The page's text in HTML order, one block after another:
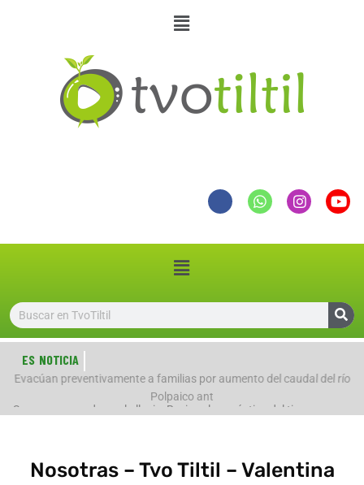
ES NOTICIA
Evacúan preventivamente a familias por aumento del caudal del río
Polpaico ant
Nosotras – Tvo Tiltil – Valentina